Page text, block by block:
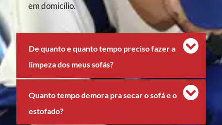
em domicílio.
De quanto e quanto tempo preciso fazer a
limpeza dos meus sofás?
Quanto tempo demora pra secar o sofá e o
estofado?